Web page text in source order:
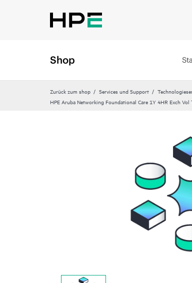
Shop
Zurück zum shop Services und Support
HPE Aruba Networking Foundational Care 1Y 4HR Exch Vol